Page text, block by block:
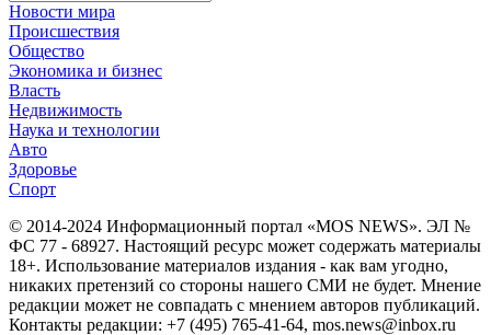
Новости мира
Происшествия
Общество
Экономика и бизнес
Власть
Недвижимость
Наука и технологии
Авто
Здоровье
Спорт
© 2014-2024 Информационный портал «MOS NEWS». ЭЛ №
ФС 77 - 68927. Настоящий ресурс может содержать материалы
18+. Использование материалов издания - как вам угодно,
никаких претензий со стороны нашего СМИ не будет. Мнение
редакции может не совпадать с мнением авторов публикаций.
Контакты редакции: +7 (495) 765-41-64, mos.news@inbox.ru